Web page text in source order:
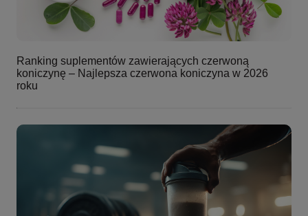
Ranking suplementów zawierających czerwoną
koniczynę – Najlepsza czerwona koniczyna w 2026
roku